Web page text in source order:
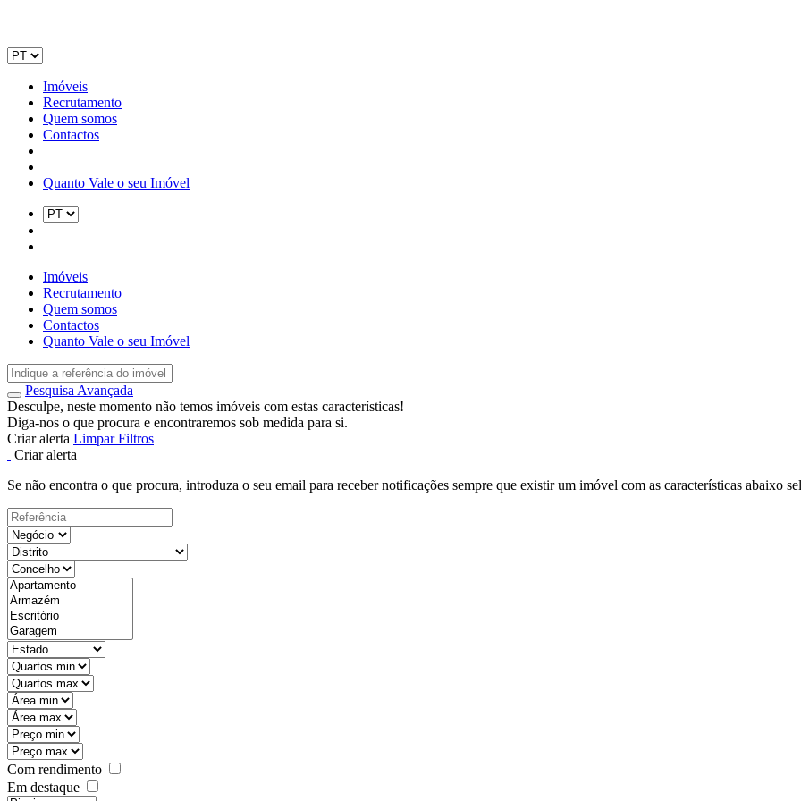
Imóveis
Recrutamento
Quem somos
Contactos
Quanto Vale o seu Imóvel
Imóveis
Recrutamento
Quem somos
Contactos
Quanto Vale o seu Imóvel
Pesquisa Avançada
Desculpe, neste momento não temos imóveis com estas características!
Diga-nos o que procura e encontraremos sob medida para si.
Criar alerta Limpar Filtros
Criar alerta
Se não encontra o que procura, introduza o seu email para receber notificações sempre que existir um imóvel com as características abaixo
Com rendimento
Em destaque